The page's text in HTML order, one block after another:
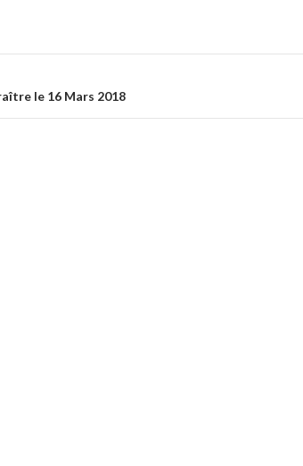
le 16 Mars 2018